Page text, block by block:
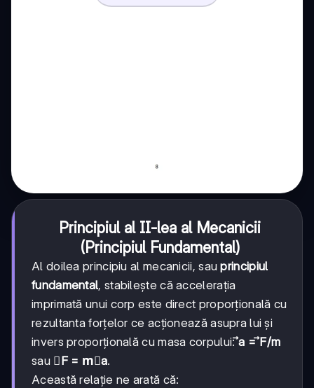
Principiul al II-lea al Mecanicii
(Principiul Fundamental)
Al doilea principiu al mecanicii, sauprincipiul
fundamental, stabilește că accelerația
imprimată unui corp este direct proporțională cu
rezultanta forțelor ce acționează asupra lui și
invers proporțională cu masa corpului:⃗a = ⃗F/m
sau ⃗F = m⃗a.
Această relație ne arată că: